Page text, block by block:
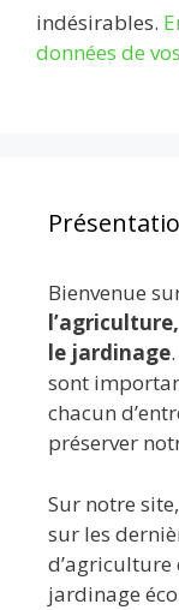
indésirables.
données de
Bienvenue
le jardinage
sont
chacun
préserver
Sur notre
sur les
jardinage